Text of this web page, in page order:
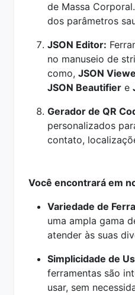
de Massa
dos parâmetros
JSON Editor:
no manuseio de
como, JSON
JSON Beautifier e
Gerador de QR
personalizados
contato,
Você encontrará em
Variedade de
uma ampla gama
atender às suas
Simplicidade de
ferramentas são
usar, sem